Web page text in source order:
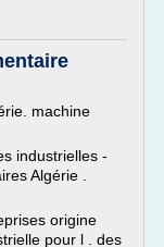
machine
industrielles -
Algérie .
origine
pour l . des